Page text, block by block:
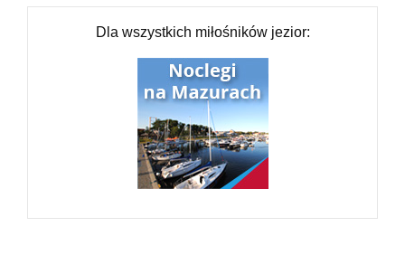
Dla wszystkich miłośników jezior: